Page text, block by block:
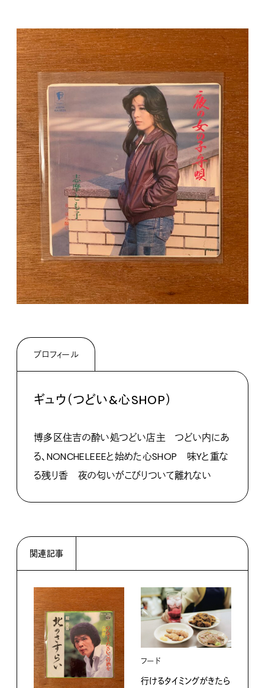
プロフィール
ギュウ（つどい&心SHOP）
博多区住吉の酔い処つどい店主 つどい内にあ
る、NONCHELEEEと始めた心SHOP 味Yと重な
る残り香 夜の匂いがこびりついて離れない
関連記事
フード
行けるタイミングがきたら